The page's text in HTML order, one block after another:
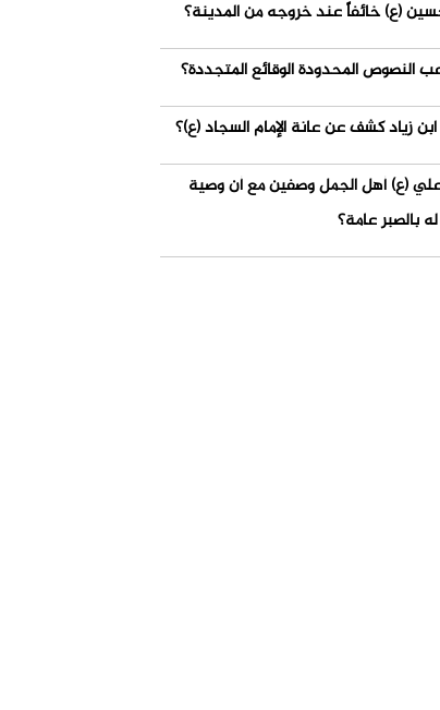
(ع) خائفاً عند خروجه من المدينة؟
النصوص المحدودة الوقائع المتجددة؟
زياد كشف عن عانة الإمام السجاد (ع)؟
علي (ع) أهل الجمل وصفين مع أن وصية
بالصبر عامة؟